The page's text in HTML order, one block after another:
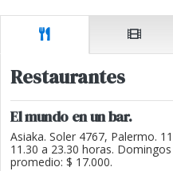
Restaurantes
El mundo en un bar.
Asiaka. Soler 4767, Palermo.
11.30 a 23.30 horas.
promedio: $ 17.000.